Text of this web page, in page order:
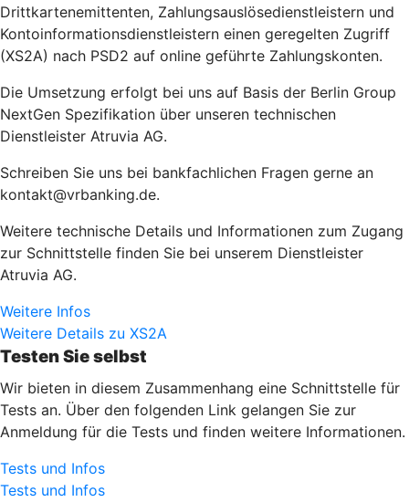
Drittkartenemittenten, Zahlungsauslösedienstleistern und
Kontoinformationsdienstleistern einen geregelten Zugriff
(XS2A) nach PSD2 auf online geführte Zahlungskonten.
Die Umsetzung erfolgt bei uns auf Basis der Berlin Group
NextGen Spezifikation über unseren technischen
Dienstleister Atruvia AG.
Schreiben Sie uns bei bankfachlichen Fragen gerne an
kontakt@vrbanking.de.
Weitere technische Details und Informationen zum Zugang
zur Schnittstelle finden Sie bei unserem Dienstleister
Atruvia AG.
Weitere Infos
Weitere Details zu XS2A
Testen Sie selbst
Wir bieten in diesem Zusammenhang eine Schnittstelle für
Tests an. Über den folgenden Link gelangen Sie zur
Anmeldung für die Tests und finden weitere Informationen.
Tests und Infos
Tests und Infos